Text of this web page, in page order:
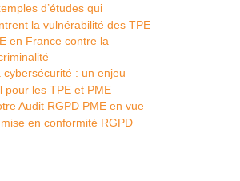
d’études qui
la vulnérabilité des TPE
en France contre la
cybersécurité : un enjeu
pour les TPE et PME
Audit RGPD PME en vue
mise en conformité RGPD